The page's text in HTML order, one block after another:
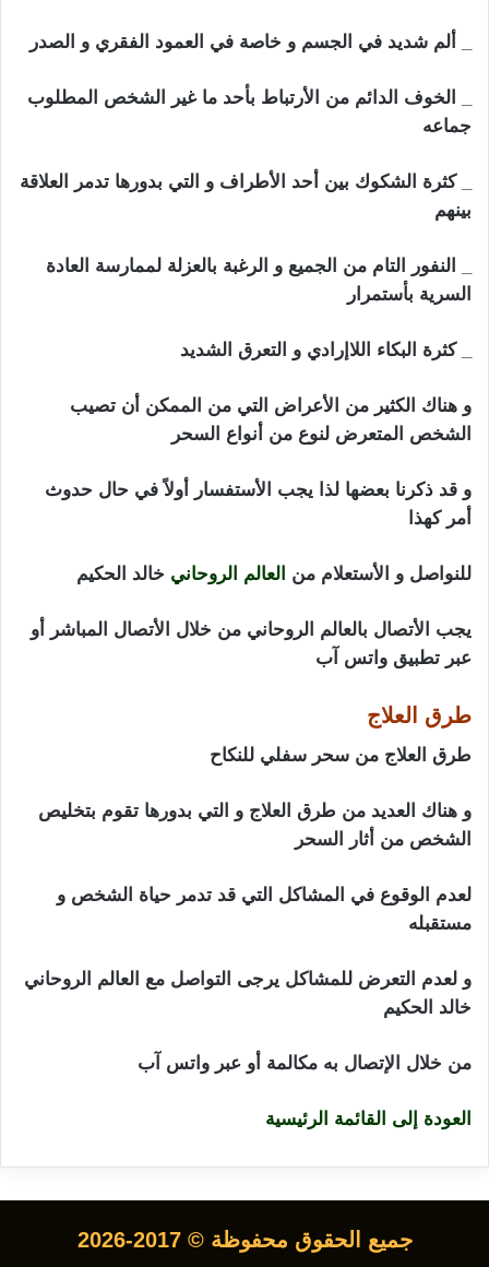
_ ألم شديد في الجسم و خاصة في العمود الفقري و الصدر
_ الخوف الدائم من الأرتباط بأحد ما غير الشخص المطلوب
جماعه
_ كثرة الشكوك بين أحد الأطراف و التي بدورها تدمر العلاقة
بينهم
_ النفور التام من الجميع و الرغبة بالعزلة لممارسة العادة
السرية بأستمرار
_ كثرة البكاء اللاإرادي و التعرق الشديد
و هناك الكثير من الأعراض التي من الممكن أن تصيب
الشخص المتعرض لنوع من أنواع السحر
و قد ذكرنا بعضها لذا يجب الأستفسار أولاً في حال حدوث
أمر كهذا
للنواصل و الأستعلام من العالم الروحاني خالد الحكيم
يجب الأتصال بالعالم الروحاني من خلال الأتصال المباشر أو
عبر تطبيق واتس آب
طرق العلاج
طرق العلاج من سحر سفلي للنكاح
و هناك العديد من طرق العلاج و التي بدورها تقوم بتخليص
الشخص من أثار السحر
لعدم الوقوع في المشاكل التي قد تدمر حياة الشخص و
مستقبله
و لعدم التعرض للمشاكل يرجى التواصل مع العالم الروحاني
خالد الحكيم
من خلال الإتصال به مكالمة أو عبر واتس آب
العودة إلى القائمة الرئيسية
جميع الحقوق محفوظة © 2017-2026